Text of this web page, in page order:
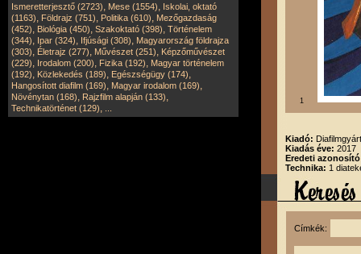
Ismeretterjesztő (2723), Mese (1554), Iskolai, oktató
(1163), Földrajz (751), Politika (610), Mezőgazdaság
(452), Biológia (450), Szakoktató (398), Történelem
(344), Ipar (324), Ifjúsági (308), Magyarország földrajza
(303), Életrajz (277), Művészet (251), Képzőművészet
(229), Irodalom (200), Fizika (192), Magyar történelem
(192), Közlekedés (189), Egészségügy (174),
Hangosított diafilm (169), Magyar irodalom (169),
Növénytan (168), Rajzfilm alapján (133),
Technikatörténet (129),
1
Kiadó:
Kiadás éve: 2017
Eredeti
Technika: 1
Címkék: